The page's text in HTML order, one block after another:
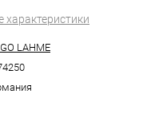
характеристики
LAHME